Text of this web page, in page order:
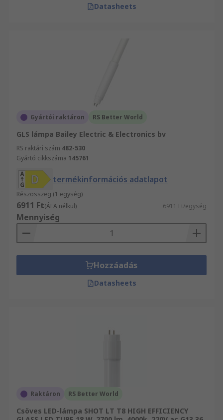
Datasheets
Gyártói raktáron RS Better World
GLS lámpa Bailey Electric & Electronics bv
RS raktári szám 482-530
Gyártó cikkszáma 145761
termékinformációs adatlapot
Részösszeg (1 egység)
6911 Ft(ÁFA nélkül) 6911 Ft/egység
Mennyiség
Hozzáadás
Datasheets
Raktáron RS Better World
Csöves LED-lámpa SHOT LT T8 HIGH EFFICIENCY